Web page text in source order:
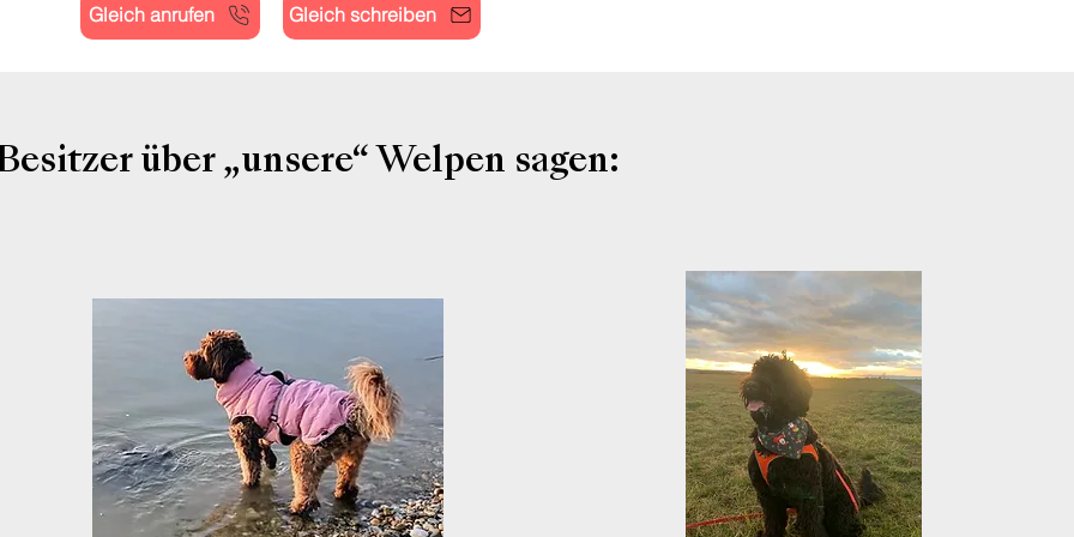
Gleich anrufen Gleich schreiben
über „unsere“ Welpen sagen: